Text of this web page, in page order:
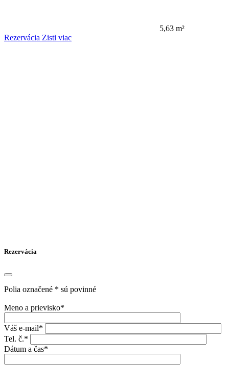
5,63 m²
Rezervácia Zisti viac
Rezervácia
Polia označené * sú povinné
Meno a prievisko*
Váš e-mail*
Tel. č.*
Dátum a čas*